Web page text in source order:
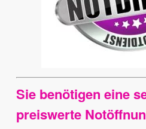
Sie benötigen eine
preiswerte